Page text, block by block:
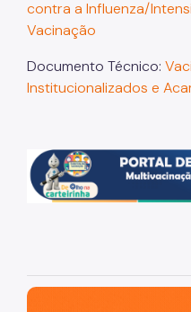
contra a Influenza/
Vacinação
Documento Técnico:
Institucionalizados e
São Paulo, cidade